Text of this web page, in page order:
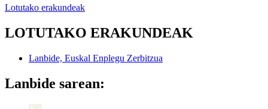
Lotutako erakundeak
LOTUTAKO ERAKUNDEAK
Lanbide, Euskal Enplegu Zerbitzua
Lanbide sarean: